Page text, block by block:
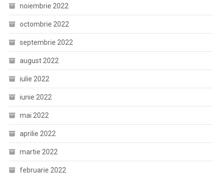
noiembrie 2022
octombrie 2022
septembrie 2022
august 2022
iulie 2022
iunie 2022
mai 2022
aprilie 2022
martie 2022
februarie 2022